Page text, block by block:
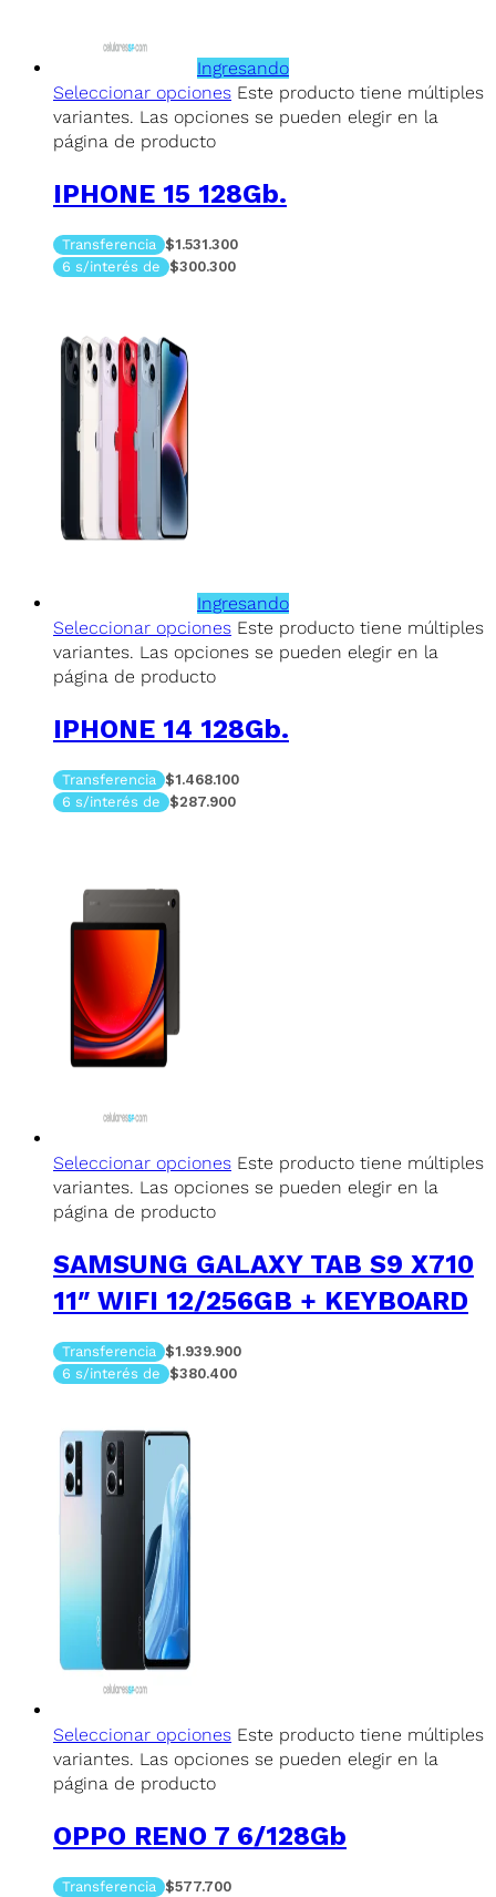
Ingresando
Seleccionar opciones Este producto tiene múltiples
variantes. Las opciones se pueden elegir en la
página de producto
IPHONE 15 128Gb.
Transferencia $1.531.300
6 s/interés de $300.300
Ingresando
Seleccionar opciones Este producto tiene múltiples
variantes. Las opciones se pueden elegir en la
página de producto
IPHONE 14 128Gb.
Transferencia $1.468.100
6 s/interés de $287.900
Seleccionar opciones Este producto tiene múltiples
variantes. Las opciones se pueden elegir en la
página de producto
SAMSUNG GALAXY TAB S9 X710
11″ WIFI 12/256GB + KEYBOARD
Transferencia $1.939.900
6 s/interés de $380.400
Seleccionar opciones Este producto tiene múltiples
variantes. Las opciones se pueden elegir en la
página de producto
OPPO RENO 7 6/128Gb
Transferencia $577.700